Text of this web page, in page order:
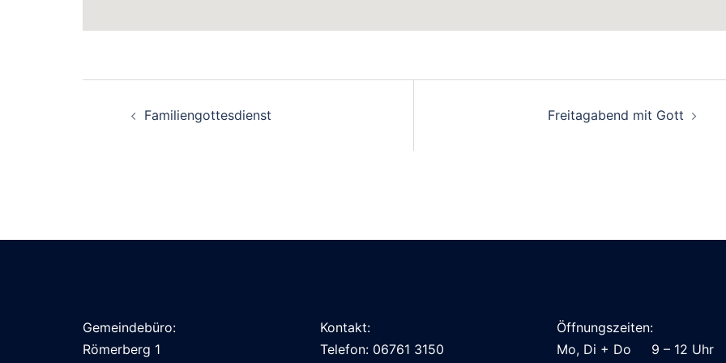
Familiengottesdienst Freitagabend mit Gott
Gemeindebüro:
Römerberg 1
Kontakt:
Telefon: 06761 3150
Öffnungszeiten:
Mo, Di + Do 9 – 12 Uhr